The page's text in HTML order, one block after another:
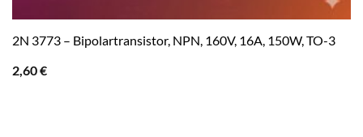
2N 3773 – Bipolartransistor, NPN, 160V, 16A, 150W, TO-3
2,60€